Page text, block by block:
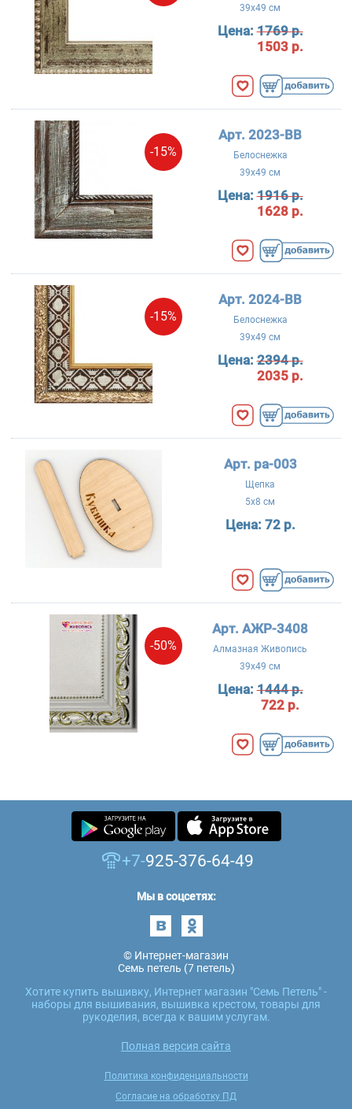
39x49 см
Цена:1769 р.
1503 р.
-15%
Арт. 2023-BB
Белоснежка
39x49 см
Цена:1916 р.
1628 р.
-15%
Арт. 2024-BB
Белоснежка
39x49 см
Цена:2394 р.
2035 р.
Арт. ра-003
Щепка
5x8 см
Цена: 72 р.
-50%
Арт. АЖР-3408
Алмазная Живопись
39x49 см
Цена:1444 р.
722 р.
+7-925-376-64-49
Мы в соцсетях:
© Интернет-магазин
Семь петель (7 петель)
Хотите купить вышивку, Интернет магазин "Семь Петель" -
наборы для вышивания, вышивка крестом, товары для
рукоделия, всегда к вашим услугам.
Полная версия сайта
Политика конфиденциальности
Согласие на обработку ПД